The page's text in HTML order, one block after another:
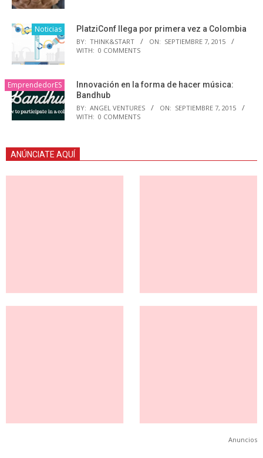
Noticias PlatziConf llega por primera vez a Colombia
BY: THINK&START ON: SEPTIEMBRE 7, 2015
WITH: 0 COMMENTS
EmprendedorES
Innovación en la forma de hacer música:
Bandhub
BY: ANGEL VENTURES ON: SEPTIEMBRE 7, 2015
WITH: 0 COMMENTS
ANÚNCIATE AQUÍ
Anuncios